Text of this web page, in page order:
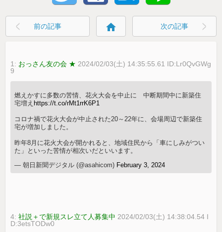
前の記事 home 次の記事
1: おっさん友の会 ★ 2024/02/03(土) 14:35:55.61 ID:Lr0QvGWg
9
燃えかすに多数の苦情、花火大会を中止に 中断期間中に新築住
宅増え https://t.co/rMt1rrK6P1
コロナ禍で花火大会が中止された20～22年に、会場周辺で新築住
宅が増加しました。
昨年8月に花火大会が開かれると、地域住民から「車にしみがつい
た」といった苦情が相次いだといいます。
— 朝日新聞デジタル (@asahicom) February 3, 2024
4:社説＋で新規スレ立て人募集中 2024/02/03(土) 14:38:04.54 I
D:3etsTODw0